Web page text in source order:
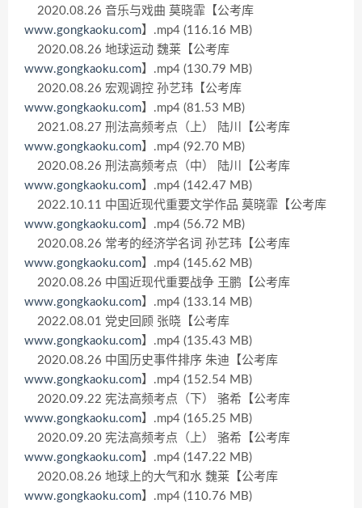
2020.08.26 音乐与戏曲 莫晓霏【公考库
www.gongkaoku.com】.mp4 (116.16 MB)
2020.08.26 地球运动 魏莱【公考库
www.gongkaoku.com】.mp4 (130.79 MB)
2020.08.26 宏观调控 孙艺玮【公考库
www.gongkaoku.com】.mp4 (81.53 MB)
2021.08.27 刑法高频考点（上） 陆川【公考库
www.gongkaoku.com】.mp4 (92.70 MB)
2020.08.26 刑法高频考点（中） 陆川【公考库
www.gongkaoku.com】.mp4 (142.47 MB)
2022.10.11 中国近现代重要文学作品 莫晓霏【公考库
www.gongkaoku.com】.mp4 (56.72 MB)
2020.08.26 常考的经济学名词 孙艺玮【公考库
www.gongkaoku.com】.mp4 (145.62 MB)
2020.08.26 中国近现代重要战争 王鹏【公考库
www.gongkaoku.com】.mp4 (133.14 MB)
2022.08.01 党史回顾 张晓【公考库
www.gongkaoku.com】.mp4 (135.43 MB)
2020.08.26 中国历史事件排序 朱迪【公考库
www.gongkaoku.com】.mp4 (152.54 MB)
2020.09.22 宪法高频考点（下） 骆希【公考库
www.gongkaoku.com】.mp4 (165.25 MB)
2020.09.20 宪法高频考点（上） 骆希【公考库
www.gongkaoku.com】.mp4 (147.22 MB)
2020.08.26 地球上的大气和水 魏莱【公考库
www.gongkaoku.com】.mp4 (110.76 MB)